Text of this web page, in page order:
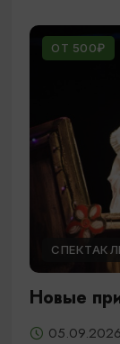
ОТ 500₽
Новые